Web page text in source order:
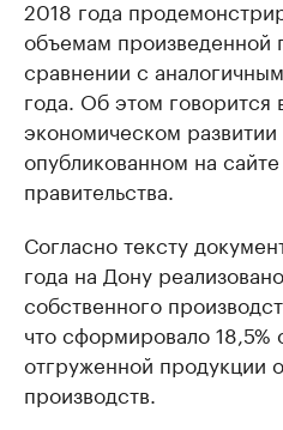
2018 года
объемам произведенной
сравнении с
года. Об этом говорится
экономическом развитии
опубликованном на
правительства.
Согласно тексту
года на Дону
собственного
что сформировало 18,5%
отгруженной продукции
производств.